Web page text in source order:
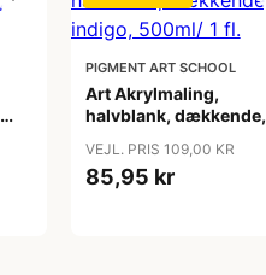
PIGMENT ART SCHOOL
Art Akrylmaling,
halvblank, dækkende,
VEJL. PRIS 109,00 KR
85,95 kr